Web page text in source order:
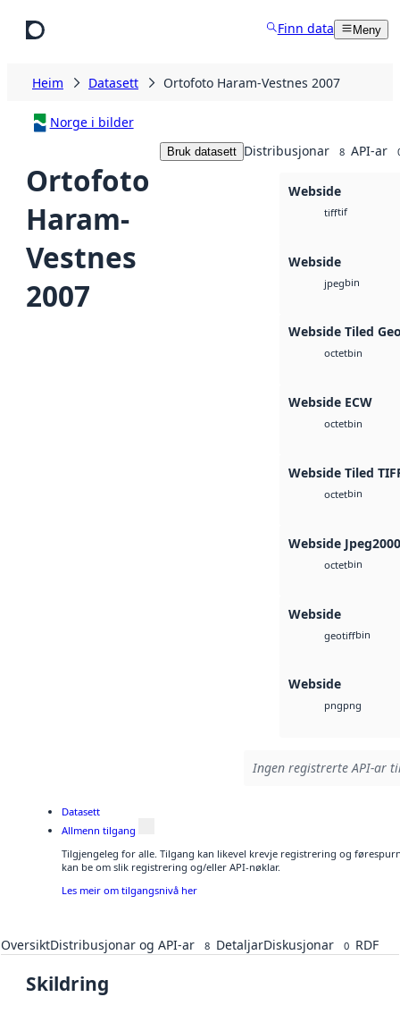
Finn data Meny
Heim Datasett Ortofoto Haram-Vestnes 2007
Norge i bilder
Ortofoto
Haram-
Vestnes
2007
Bruk datasett Distribusjonar 8 API-ar
Webside
tifftif
Webside
jpegbin
Webside Tiled
octetbin
Webside ECW
octetbin
Webside Tiled
octetbin
Webside Jpeg2000
octetbin
Webside
geotiffbin
Webside
pngpng
Ingen registrerte API-ar
Datasett
Allmenn tilgang
Tilgjengeleg for alle. Tilgang kan likevel krevje registrering og
kan be om slik registrering og/eller API-nøklar.
Les meir om tilgangsnivå her
OversiktDistribusjonar og API-ar 8 DetaljarDiskusjonar 0 RDF
Skildring